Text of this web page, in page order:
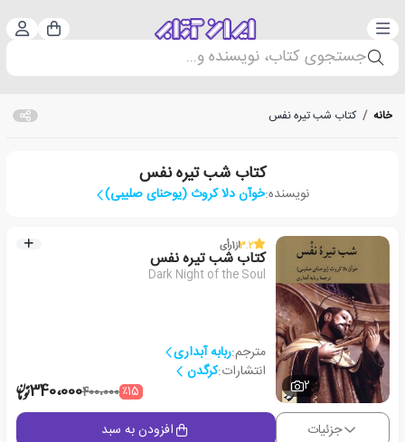
دسته‌بندی سبد
جستجوی کتاب، نویسنده و...
خانه / کتاب شب تیره نفس
کتاب شب تیره نفس
نویسنده:خوآن دلا کروث (یوحنای صلیبی)
2
3.2از1رأی
کتاب شب تیره نفس
Dark Night of the Soul
مترجم:ربابه آبداری
انتشارات:کرگدن
٪15400،000340،000
جزئیات افزودن به سبد